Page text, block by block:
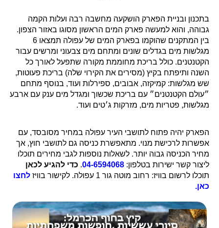
בתכנון ובניית הפארק הושקעה מחשבה רבה ועלות הקמה
גבוהה, והוא למעשה פארק המים הראשון מסוגו באזור הצפון.
בין המתקנים שהוקמו בפארק המים של עפולה תמצאו 6
מגלשות מים בגדלים שונים ומתחם מים צבעוני ומרשים עבור
הקטנטנים. כולל בריכת מחוממת מקורה שתפעל לאורך כל
השנה ותיפתח בקיץ (מסירים את הקירוי שלה) בריכת פעוטות,
שש מגלשות: קמיקזה, אבובים, ספירלות ועוד, בנוסף מתחם
״עולם הקטנטנים״ עם בריכת שכשוך ומגדל מים ענק עם ארבע
מגלשות, פטריות מים, מזרקות ג׳טים ועוד.
הפארק יהיה פתוח לתושבי העיר עפולה במחיר מסובסד, עם
אפשרות לרכישת מנוי. מתאפשרת כניסה גם לתושבי חוץ, אך
מחיר הכניסה גבוה יותר. לשאלות נוספות לגבי מחירים תוכלו
ליצור קשר ישירות בטלפון: 04-6594068
. כדי להגיע לכאן
תוכלו לרשום בוויז: רחוב מוטה גור 1 עפולה. לקישור בוויז
לחצו
כאן.